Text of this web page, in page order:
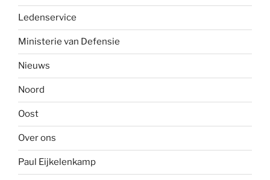
Ledenservice
Ministerie van Defensie
Nieuws
Noord
Oost
Over ons
Paul Eijkelenkamp